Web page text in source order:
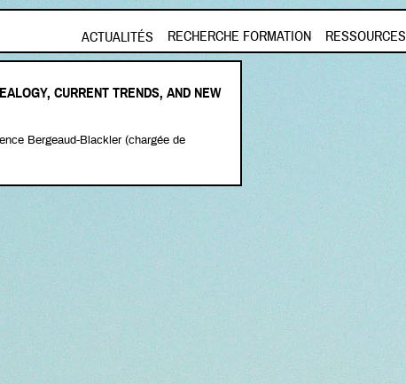
Aller au contenu principal
ACTUALITÉS RECHERCHE FORMATION RESSOURCES
CURRENT TRENDS, AND NEW
Bergeaud-Blackler (chargée de